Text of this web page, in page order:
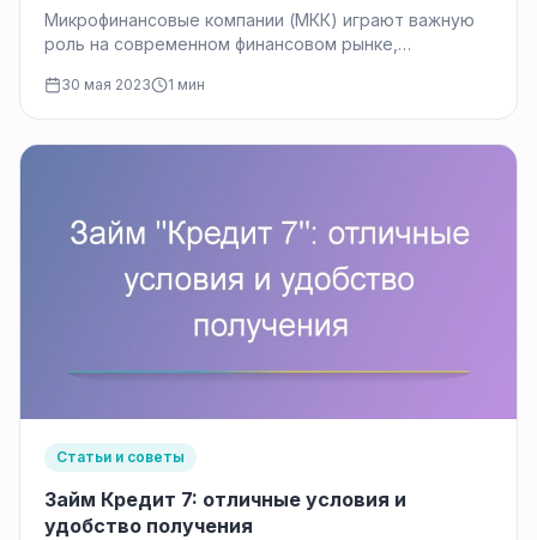
Микрофинансовые компании (МКК) играют важную
роль на современном финансовом рынке,
Одной из…
30 мая 2023 1 мин
Статьи и советы
Займ Кредит 7: отличные условия и
удобство получения